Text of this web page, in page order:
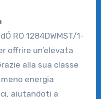
RO 1284DWMST/1-
offrire un’elevata
alla sua classe
energia
aiutandoti a